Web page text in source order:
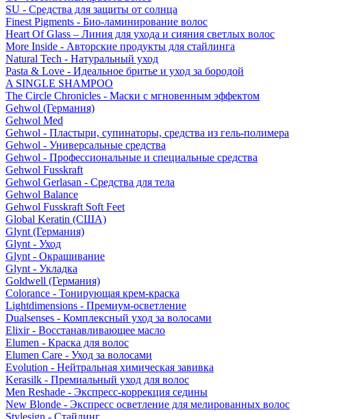
SU - Средства для защиты от солнца
Finest Pigments - Био-ламинирование волос
Heart Of Glass – Линия для ухода и сияния светлых волос
More Inside - Авторские продукты для стайлинга
Natural Tech - Натуральный уход
Pasta & Love - Идеальное бритье и уход за бородой
A SINGLE SHAMPOO
The Circle Chronicles - Маски с мгновенным эффектом
Gehwol (Германия)
Gehwol Med
Gehwol - Пластыри, супинаторы, средства из гель-полимера
Gehwol - Универсальные средства
Gehwol - Профессиональные и специальные средства
Gehwol Fusskraft
Gehwol Gerlasan - Средства для тела
Gehwol Balance
Gehwol Fusskraft Soft Feet
Global Keratin (США)
Glynt (Германия)
Glynt - Уход
Glynt - Окрашивание
Glynt - Укладка
Goldwell (Германия)
Colorance - Тонирующая крем-краска
Lightdimensions - Премиум-осветление
Dualsenses - Комплексный уход за волосами
Elixir - Восстанавливающее масло
Elumen - Краска для волос
Elumen Care - Уход за волосами
Evolution - Нейтральная химическая завивка
Kerasilk - Премиальный уход для волос
Men Reshade - Экспресс-коррекция седины
New Blonde - Экспресс осветление для мелированных волос
Stylesign - Стайлинг